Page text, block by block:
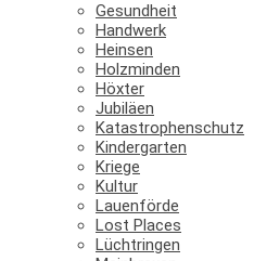
Gesundheit
Handwerk
Heinsen
Holzminden
Höxter
Jubiläen
Katastrophenschutz
Kindergarten
Kriege
Kultur
Lauenförde
Lost Places
Lüchtringen